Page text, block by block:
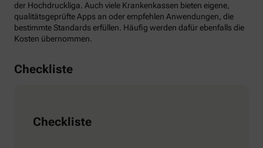
der Hochdruckliga. Auch viele Krankenkassen bieten eigene,
qualitätsgeprüfte Apps an oder empfehlen Anwendungen, die
bestimmte Standards erfüllen. Häufig werden dafür ebenfalls die
Kosten übernommen.
Checkliste
Checkliste